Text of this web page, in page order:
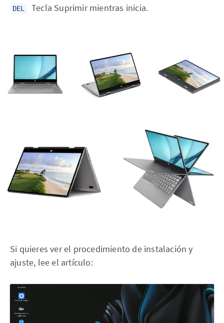
DEL Tecla Suprimir mientras inicia.
Si quieres ver el procedimiento de instalación y
ajuste, lee el artículo: